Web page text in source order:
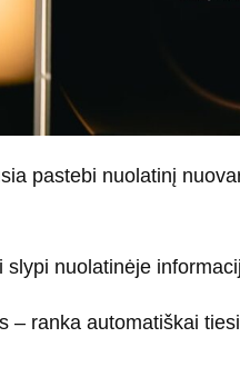
pastebi nuolatinį
slypi nuolatinėje
– ranka automatiškai